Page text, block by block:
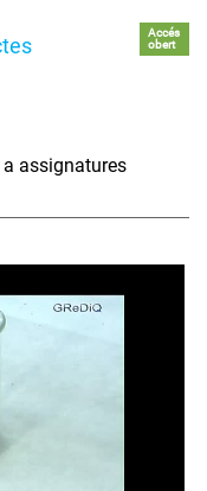
Accés
obert
assignatures